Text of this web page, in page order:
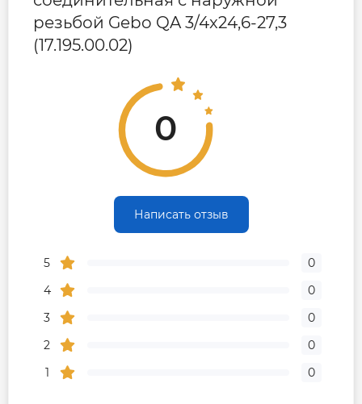
резьбой Gebo QA 3/4x24,6-27,3
(17.195.00.02)
0
Написать отзыв
5
0
4
0
3
0
2
0
1
0